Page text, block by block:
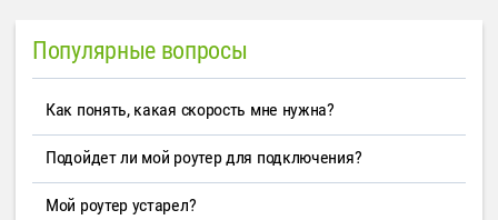
Популярные вопросы
Как понять, какая скорость мне нужна?
Подойдет ли мой роутер для подключения?
Мой роутер устарел?